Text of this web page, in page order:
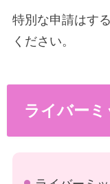
特別な申請はす
ください。
ライバー